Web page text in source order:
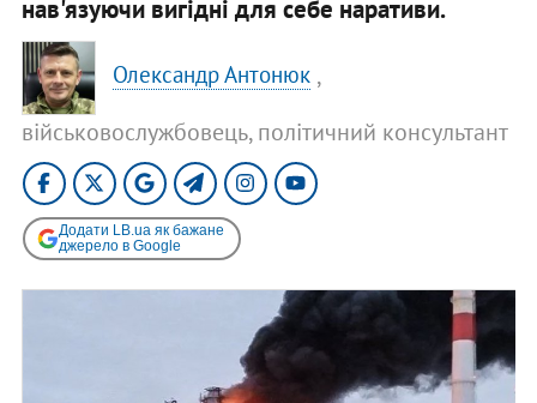
нав'язуючи вигідні для себе наративи.
Олександр Антонюк ,
військовослужбовець, політичний консультант
Додати LB.ua як бажане
джерело в Google